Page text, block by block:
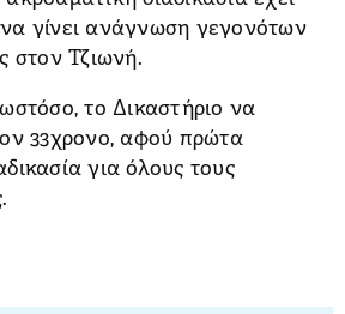
γίνει ανάγνωση γεγονότων
στον Τζιωνή.
το Δικαστήριο να
33χρονο, αφού πρώτα
για όλους τους